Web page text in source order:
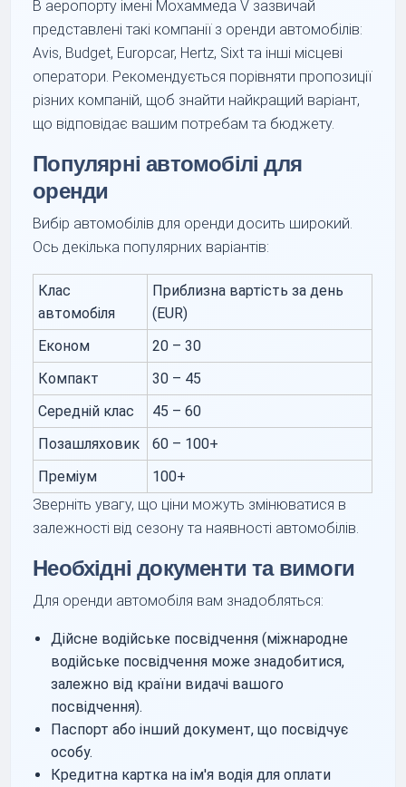
В аеропорту імені Мохаммеда V зазвичай
представлені такі компанії з оренди автомобілів:
Avis, Budget, Europcar, Hertz, Sixt та інші місцеві
оператори. Рекомендується порівняти пропозиції
різних компаній, щоб знайти найкращий варіант,
що відповідає вашим потребам та бюджету.
Популярні автомобілі для
оренди
Вибір автомобілів для оренди досить широкий.
Ось декілька популярних варіантів:
Клас
автомобіля
Приблизна вартість за день
(EUR)
Економ
20 – 30
Компакт
30 – 45
Середній клас
45 – 60
Позашляховик
60 – 100+
Преміум
100+
Зверніть увагу, що ціни можуть змінюватися в
залежності від сезону та наявності автомобілів.
Необхідні документи та вимоги
Для оренди автомобіля вам знадобляться:
Дійсне водійське посвідчення (міжнародне
водійське посвідчення може знадобитися,
залежно від країни видачі вашого
посвідчення).
Паспорт або інший документ, що посвідчує
особу.
Кредитна картка на ім'я водія для оплати